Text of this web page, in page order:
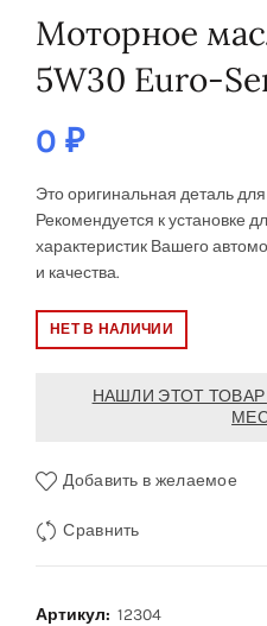
Моторное
5W30 Euro-
0 ₽
Это оригинальная деталь
Рекомендуется к установке
характеристик Вашего
и качества.
НЕТ В НАЛИЧИИ
НАШЛИ ЭТОТ
Добавить в желаемое
Сравнить
Артикул: 12304